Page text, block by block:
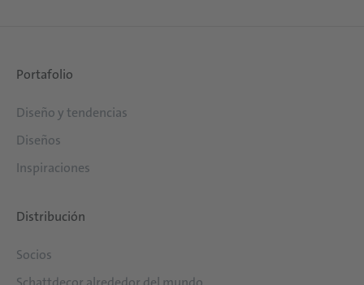
Portafolio
Diseño y tendencias
Diseños
Inspiraciones
Distribución
Socios